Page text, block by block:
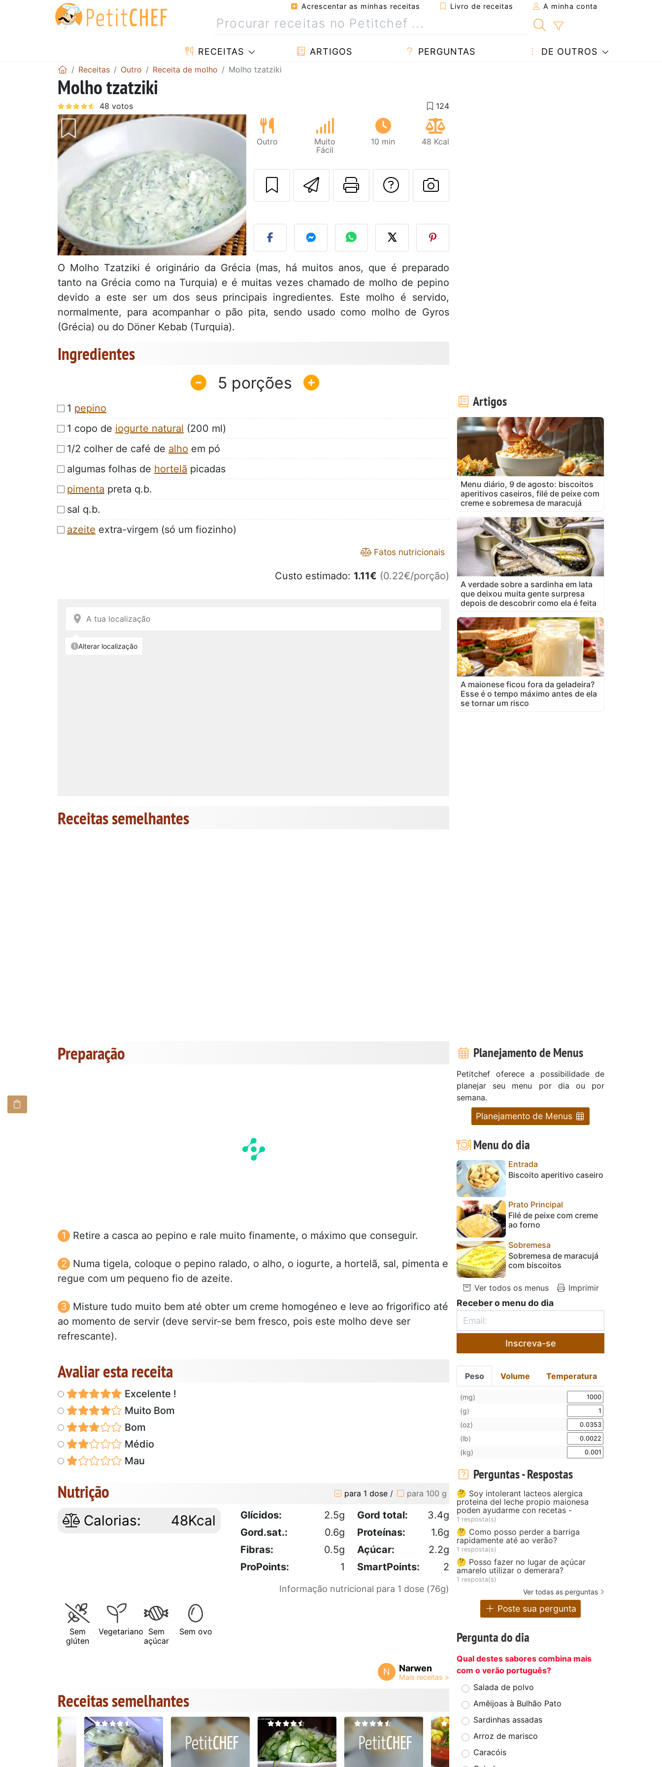
Acrescentar as minhas receitas Livro de receitas A minha conta
RECEITAS ARTIGOS PERGUNTAS DE OUTROS
Receitas Outro Receita de molho Molho tzatziki
Molho tzatziki
Outro
Muito
Fácil
10 min 48 Kcal
Enviar esta receita a um amigo
Imprima esta página
Falar com o autor da receita
Fez esta receita? Compartilhe
O Molho Tzatziki é originário da Grécia (mas, há muitos anos, que é preparado
tanto na Grécia como na Turquia) e é muitas vezes chamado de molho de pepino
devido a este ser um dos seus principais ingredientes. Este molho é servido,
normalmente, para acompanhar o pão pita, sendo usado como molho de Gyros
(Grécia) ou do Döner Kebab (Turquia).
Ingredientes
5
1 pepino
1 copo de iogurte natural (200 ml)
1/2 colher de café de alho em pó
algumas folhas de hortelã picadas
pimenta preta q.b.
sal q.b.
azeite extra-virgem (só um fiozinho)
Fatos nutricionais
Custo estimado: 1.11€ (0.22€/porção)
Receitas semelhantes
Preparação
Retire a casca ao pepino e rale muito finamente, o máximo que conseguir.
Numa tigela, coloque o pepino ralado, o alho, o iogurte, a hortelã, sal, pimenta e
regue com um pequeno fio de azeite.
Misture tudo muito bem até obter um creme homogéneo e leve ao frigorifico até
ao momento de servir (deve servir-se bem fresco, pois este molho deve ser
refrescante).
Avaliar esta receita
Excelente !
Muito Bom
Bom
Médio
Mau
Nutrição para 1 dose / para 100 g
Calorias: 48Kcal Glícidos: 2.5g Gord total:
3.4g
Gord.sat.:
0.6g Proteínas:
1.6g
Fibras:
0.5g Açúcar:
2.2g
ProPoints:
1 SmartPoints: 2
Informação nutricional para 1 dose (76g)
Sem
glúten
Vegetariano Sem
açúcar
Sem ovo
N Narwen
Receitas semelhantes
Artigos
Menu diário, 9 de agosto: biscoitos
aperitivos caseiros, filé de peixe com
creme e sobremesa de maracujá
A verdade sobre a sardinha em lata
que deixou muita gente surpresa
depois de descobrir como ela é feita
A maionese ficou fora da geladeira?
Esse é o tempo máximo antes de ela
se tornar um risco
Planejamento de Menus
Petitchef oferece a possibilidade de
planejar seu menu por dia ou por
semana.
Planejamento de Menus
Menu do dia
Entrada
Biscoito aperitivo caseiro
Prato Principal
Filé de peixe com creme
ao forno
Sobremesa
Sobremesa de maracujá
com biscoitos
Ver todos os menus Imprimir
Receber o menu do dia
Inscreva-se
Peso Volume Temperatura
(mg)
(g)
(oz)
(lb)
(kg)
Perguntas - Respostas
🤔 Soy intolerant lacteos alergica
proteina del leche propio maionesa
poden ayudarme con recetas -
1 resposta(s)
🤔 Como posso perder a barriga
rapidamente até ao verão?
1 resposta(s)
🤔 Posso fazer no lugar de açúcar
amarelo utilizar o demerara?
1 resposta(s)
Ver todas as perguntas
Poste sua pergunta
Pergunta do dia
Qual destes sabores combina mais
com o verão português?
Salada de polvo
Amêijoas à Bulhão Pato
Sardinhas assadas
Arroz de marisco
Caracóis